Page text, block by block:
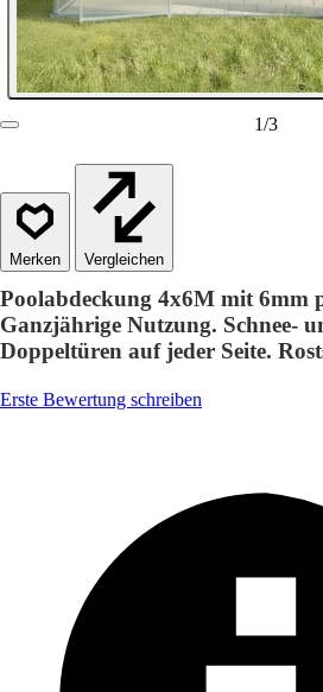
1/3
Vergleichen
Poolabdeckung 4x6M mit 6mm
Ganzjährige Nutzung. Schnee-
Doppeltüren auf jeder Seite.
Erste Bewertung schreiben